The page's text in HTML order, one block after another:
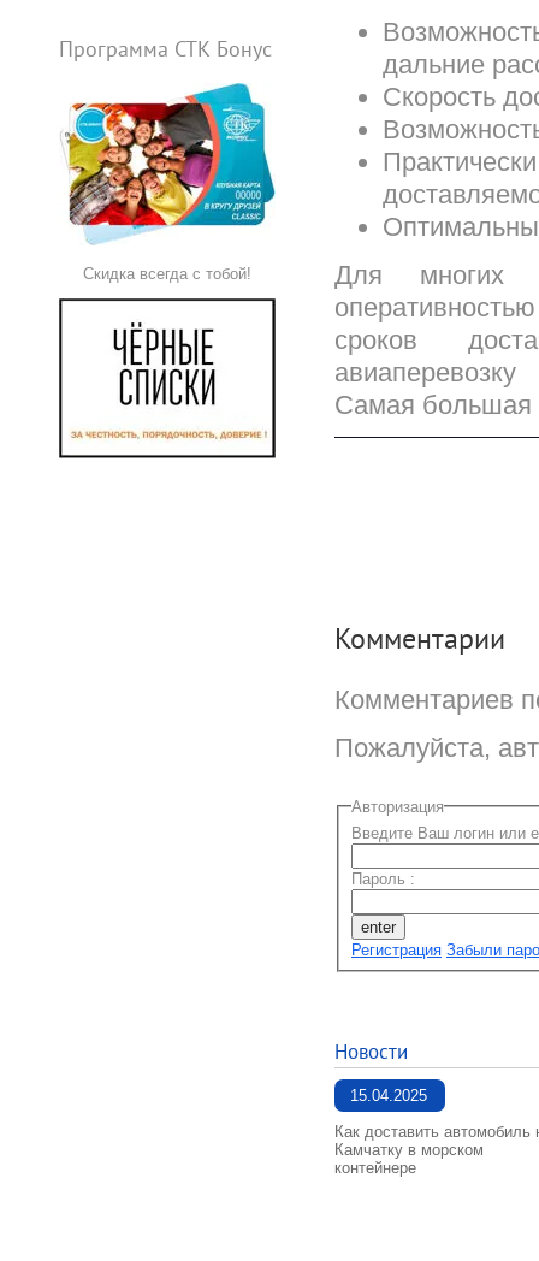
дальние
Скорость
Для многих
сроков
Самая большая
Комментарии
Комментариев
Пожалуйста,
Авторизация
Введите Ваш логин или
Пароль :
Регистрация Забыли
Новости
15.04.2025
Как доставить автомобиль
Камчатку в морском
контейнере
Программа СТК Бонус
Скидка всегда с тобой!